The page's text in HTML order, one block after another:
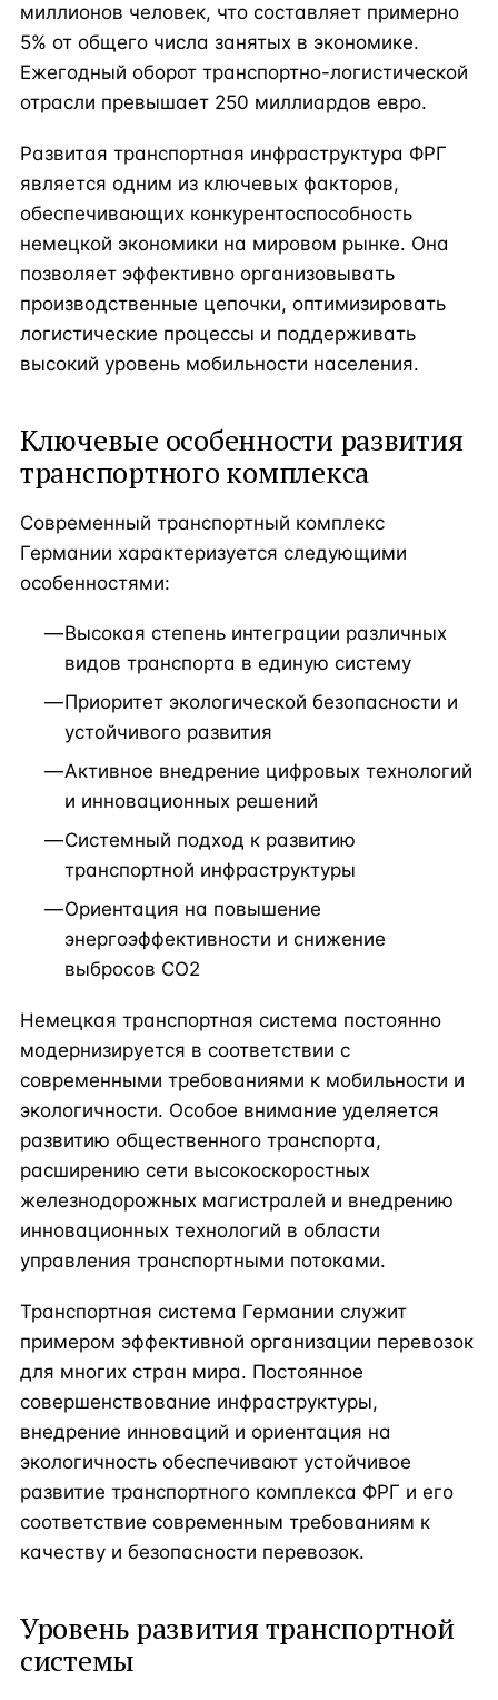
миллионов человек, что составляет примерно
5% от общего числа занятых в экономике.
Ежегодный оборот транспортно-логистической
отрасли превышает 250 миллиардов евро.
Развитая транспортная инфраструктура ФРГ
является одним из ключевых факторов,
обеспечивающих конкурентоспособность
немецкой экономики на мировом рынке. Она
позволяет эффективно организовывать
производственные цепочки, оптимизировать
логистические процессы и поддерживать
высокий уровень мобильности населения.
Ключевые особенности развития
транспортного комплекса
Современный транспортный комплекс
Германии характеризуется следующими
особенностями:
Высокая степень интеграции различных
видов транспорта в единую систему
Приоритет экологической безопасности и
устойчивого развития
Активное внедрение цифровых технологий
и инновационных решений
Системный подход к развитию
транспортной инфраструктуры
Ориентация на повышение
энергоэффективности и снижение
выбросов CO2
Немецкая транспортная система постоянно
модернизируется в соответствии с
современными требованиями к мобильности и
экологичности. Особое внимание уделяется
развитию общественного транспорта,
расширению сети высокоскоростных
железнодорожных магистралей и внедрению
инновационных технологий в области
управления транспортными потоками.
Транспортная система Германии служит
примером эффективной организации перевозок
для многих стран мира. Постоянное
совершенствование инфраструктуры,
внедрение инноваций и ориентация на
экологичность обеспечивают устойчивое
развитие транспортного комплекса ФРГ и его
соответствие современным требованиям к
качеству и безопасности перевозок.
Уровень развития транспортной
системы